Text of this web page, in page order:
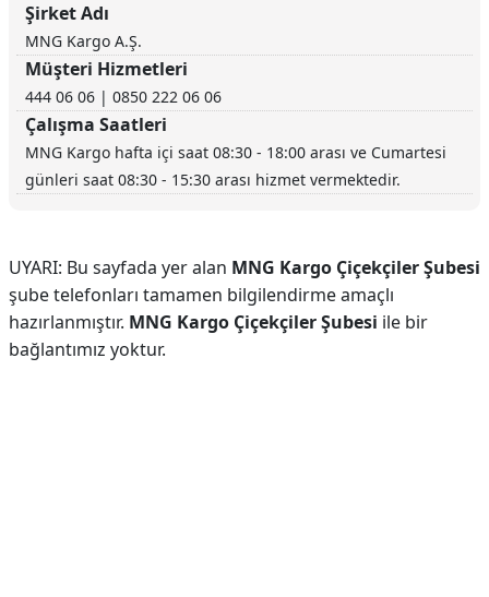
Şirket Adı
MNG Kargo A.Ş.
Müşteri Hizmetleri
444 06 06 | 0850 222 06 06
Çalışma Saatleri
MNG Kargo hafta içi saat 08:30 - 18:00 arası ve Cumartesi
günleri saat 08:30 - 15:30 arası hizmet vermektedir.
UYARI: Bu sayfada yer alan MNG Kargo Çiçekçiler Şubesi
şube telefonları tamamen bilgilendirme amaçlı
hazırlanmıştır. MNG Kargo Çiçekçiler Şubesi ile bir
bağlantımız yoktur.